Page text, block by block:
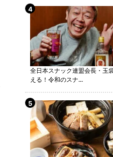
全日本スナック連盟会長・玉
える！令和のスナ...